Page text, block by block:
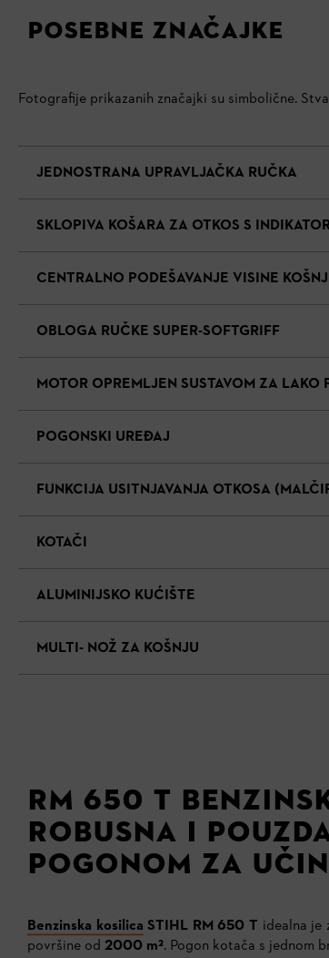
POSEBNE ZNAČAJKE
Fotografije prikazanih značajki su simbolične.
JEDNOSTRANA UPRAVLJAČKA RUČKA
SKLOPIVA KOŠARA ZA OTKOS S
CENTRALNO PODEŠAVANJE VISINE
OBLOGA RUČKE SUPER-SOFTGRIFF
MOTOR OPREMLJEN SUSTAVOM ZA
POGONSKI UREĐAJ
FUNKCIJA USITNJAVANJA OTKOSA
KOTAČI
ALUMINIJSKO KUĆIŠTE
MULTI- NOŽ ZA KOŠNJU
RM 650 T
ROBUSNA I
POGONOM ZA
Benzinska kosilica STIHL RM 650 T idealna je
površine od 2000 m². Pogon kotača s jednom